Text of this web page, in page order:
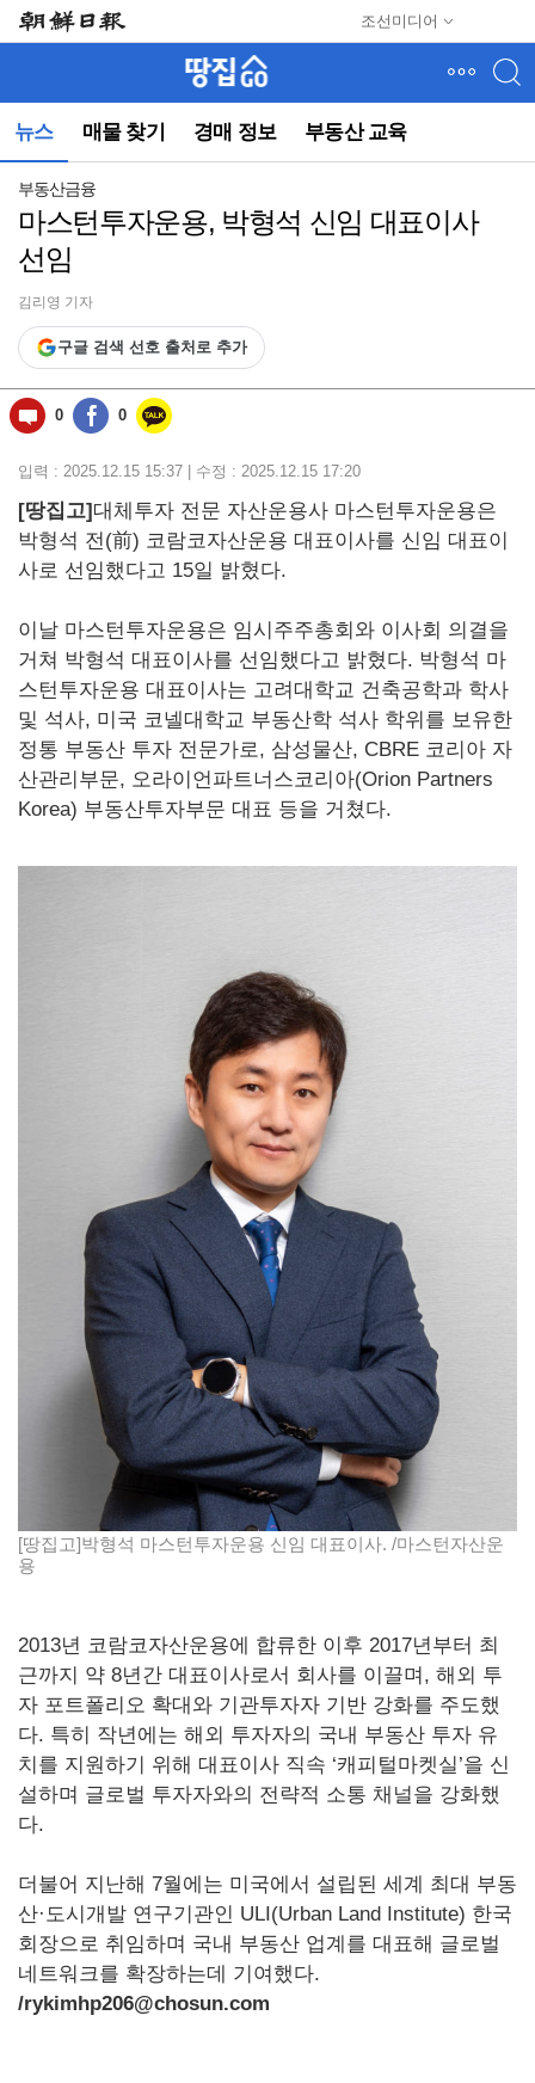
조선미디어
뉴스 매물 찾기 경매 정보 부동산 교육
뉴
(컨
동)
부동산금융
마스턴투자운용, 박형석 신임 대표이사
선임
김리영 기자
구글 검색 선호 출처로 추가
0 0
입력 : 2025.12.15 15:37 | 수정 : 2025.12.15 17:20
[땅집고]대체투자 전문 자산운용사 마스턴투자운용은
박형석 전(前) 코람코자산운용 대표이사를 신임 대표이
사로 선임했다고 15일 밝혔다.
이날 마스턴투자운용은 임시주주총회와 이사회 의결을
거쳐 박형석 대표이사를 선임했다고 밝혔다. 박형석 마
스턴투자운용 대표이사는 고려대학교 건축공학과 학사
및 석사, 미국 코넬대학교 부동산학 석사 학위를 보유한
정통 부동산 투자 전문가로, 삼성물산, CBRE 코리아 자
산관리부문, 오라이언파트너스코리아(Orion Partners
Korea) 부동산투자부문 대표 등을 거쳤다.
[땅집고]박형석 마스턴투자운용 신임 대표이사. /마스턴자산운
용
2013년 코람코자산운용에 합류한 이후 2017년부터 최
근까지 약 8년간 대표이사로서 회사를 이끌며, 해외 투
자 포트폴리오 확대와 기관투자자 기반 강화를 주도했
다. 특히 작년에는 해외 투자자의 국내 부동산 투자 유
치를 지원하기 위해 대표이사 직속 ‘캐피털마켓실’을 신
설하며 글로벌 투자자와의 전략적 소통 채널을 강화했
다.
더불어 지난해 7월에는 미국에서 설립된 세계 최대 부동
산·도시개발 연구기관인 ULI(Urban Land Institute) 한국
회장으로 취임하며 국내 부동산 업계를 대표해 글로벌
네트워크를 확장하는데 기여했다.
/rykimhp206@chosun.com